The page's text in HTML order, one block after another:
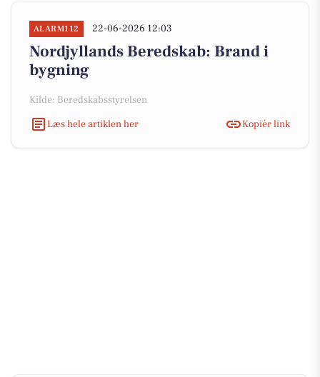
ALARM112 22-06-2026 12:03
Nordjyllands Beredskab: Brand i
bygning
Kilde: Beredskabsstyrelsen
Læs hele artiklen her
Kopiér link